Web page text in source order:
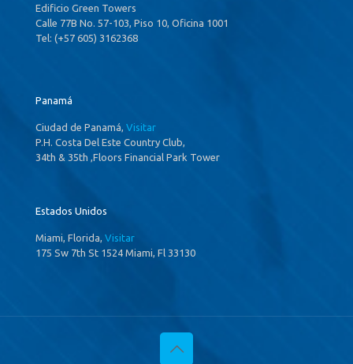
Edificio Green Towers
Calle 77B No. 57-103, Piso 10, Oficina 1001
Tel: (+57 605) 3162368
Panamá
Ciudad de Panamá, Visitar
P.H. Costa Del Este Country Club,
34th & 35th ,Floors Financial Park Tower
Estados Unidos
Miami, Florida, Visitar
175 Sw 7th St 1524 Miami, Fl 33130